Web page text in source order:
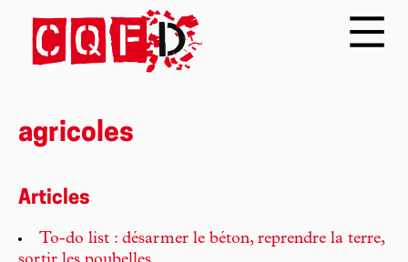
agricoles
Articles
To-do list : désarmer le béton, reprendre la terre,